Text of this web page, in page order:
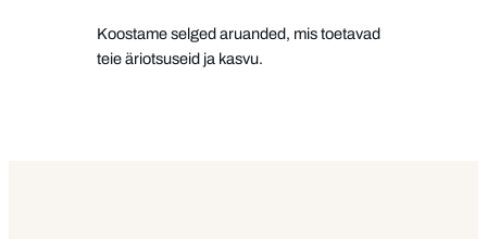
Koostame selged aruanded, mis toetavad
teie äriotsuseid ja kasvu.